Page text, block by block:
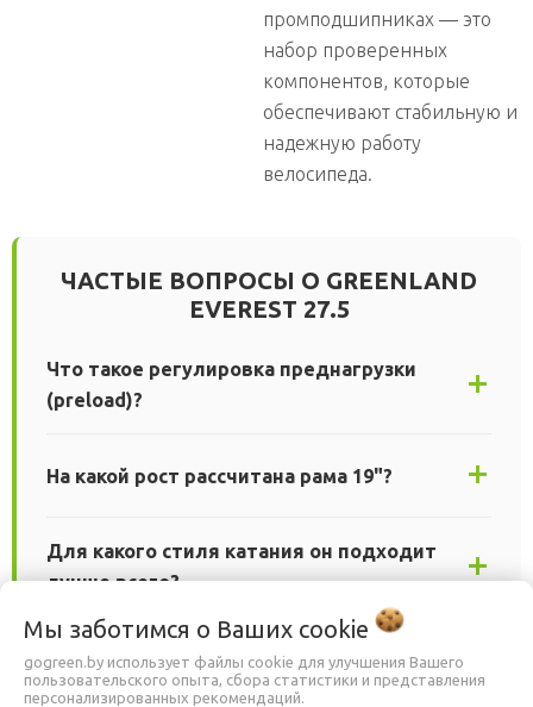
промподшипниках — это
набор проверенных
компонентов, которые
обеспечивают стабильную и
надежную работу
велосипеда.
ЧАСТЫЕ ВОПРОСЫ О GREENLAND
EVEREST 27.5
Что такое регулировка преднагрузки
(preload)?
На какой рост рассчитана рама 19"?
Для какого стиля катания он подходит
лучше всего?
Greenland Everest 27.5— это прекрасный выбор для тех,
Мы заботимся о Ваших cookie
gogreen.by использует файлы cookie для улучшения Вашего
пользовательского опыта, сбора статистики и представления
персонализированных рекомендаций.